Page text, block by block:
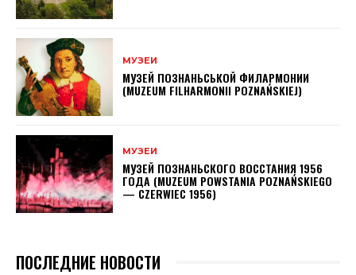
МУЗЕИ
МУЗЕЙ ПОЗНАНЬСЬКОЙ ФИЛАРМОНИИ
(MUZEUM FILHARMONII POZNAŃSKIEJ)
МУЗЕИ
МУЗЕЙ ПОЗНАНЬСКОГО ВОССТАНИЯ 1956
ГОДА (MUZEUM POWSTANIA POZNAŃSKIEGO
— CZERWIEC 1956)
ПОСЛЕДНИЕ НОВОСТИ